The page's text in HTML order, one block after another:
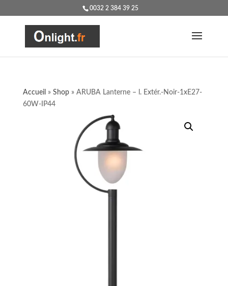
0032 2 384 39 25
Accueil » Shop» ARUBA Lanterne – l. Extér.-Noir-1xE27-
60W-IP44